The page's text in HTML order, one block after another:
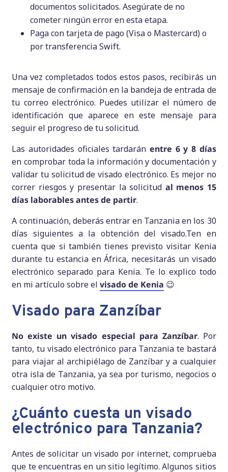
documentos solicitados. Asegúrate de no
cometer ningún error en esta etapa.
Paga con tarjeta de pago (Visa o Mastercard) o
por transferencia Swift.
Una vez completados todos estos pasos, recibirás un
mensaje de confirmación en la bandeja de entrada de
tu correo electrónico. Puedes utilizar el número de
identificación que aparece en este mensaje para
seguir el progreso de tu solicitud.
Las autoridades oficiales tardarán entre 6 y 8 días
en comprobar toda la información y documentación y
validar tu solicitud de visado electrónico. Es mejor no
correr riesgos y presentar la solicitud al menos 15
días laborables antes de partir.
A continuación, deberás entrar en Tanzania en los 30
días siguientes a la obtención del visado.Ten en
cuenta que si también tienes previsto visitar Kenia
durante tu estancia en África, necesitarás un visado
electrónico separado para Kenia. Te lo explico todo
en mi artículo sobre elvisado de Kenia 😉
Visado para Zanzíbar
No existe un visado especial para Zanzíbar. Por
tanto, tu visado electrónico para Tanzania te bastará
para viajar al archipiélago de Zanzíbar y a cualquier
otra isla de Tanzania, ya sea por turismo, negocios o
cualquier otro motivo.
¿Cuánto cuesta un visado
electrónico para Tanzania?
Antes de solicitar un visado por internet, comprueba
que te encuentras en un sitio legítimo. Algunos sitios